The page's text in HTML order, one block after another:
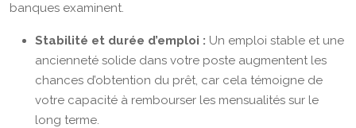
banques examinent.
Stabilité et durée d’emploi : Un emploi stable et une
ancienneté solide dans votre poste augmentent les
chances d’obtention du prêt, car cela témoigne de
votre capacité à rembourser les mensualités sur le
long terme.